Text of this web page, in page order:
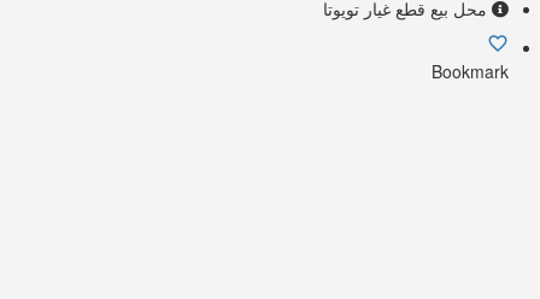
محل بيع قطع غيار تويوتا
Bookmark